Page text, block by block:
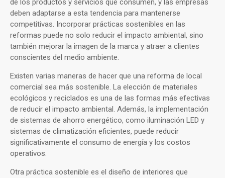
de los productos y servicios que consumen, y las empresas
deben adaptarse a esta tendencia para mantenerse
competitivas. Incorporar prácticas sostenibles en las
reformas puede no solo reducir el impacto ambiental, sino
también mejorar la imagen de la marca y atraer a clientes
conscientes del medio ambiente.
Existen varias maneras de hacer que una reforma de local
comercial sea más sostenible. La elección de materiales
ecológicos y reciclados es una de las formas más efectivas
de reducir el impacto ambiental. Además, la implementación
de sistemas de ahorro energético, como iluminación LED y
sistemas de climatización eficientes, puede reducir
significativamente el consumo de energía y los costos
operativos.
Otra práctica sostenible es el diseño de interiores que